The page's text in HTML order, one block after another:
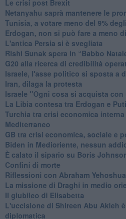
Le crisi post Brexit
Netanyahu saprà mantenere le
Tunisia, a votare meno del 9%
Erdogan, non si può fare a meno
L'antica Persia si è svegliata
Rishi Sunak spera in “Babbo
G20 alla ricerca di credibilità
Israele, l'asse politico si sposta a
Iran, dilaga la protesta
Israele "Ogni cosa si acquista con
La Libia contesa tra Erdogan e
Turchia tra crisi economica
Mediterraneo
GB tra crisi economica, sociale e
Biden in Medioriente, nessun
È calato il sipario su Boris
Confini di morte
Riflessioni con Abraham Yehoshua
La missione di Draghi in medio
Il giubileo di Elisabetta
L'uccisione di Shireen Abu Akleh
diplomatica